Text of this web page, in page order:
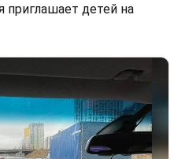
приглашает детей на